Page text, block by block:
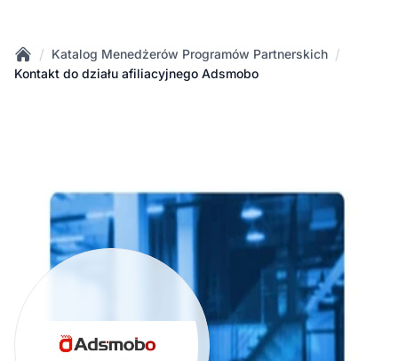
Home
/ Katalog Menedżerów Programów Partnerskich /
Kontakt do działu afiliacyjnego Adsmobo